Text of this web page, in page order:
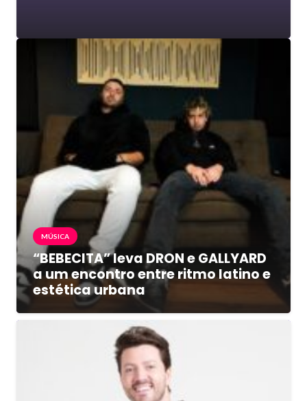
MÚSICA
“BEBECITA” leva DRON e GALLYARD
a um encontro entre ritmo latino e
estética urbana